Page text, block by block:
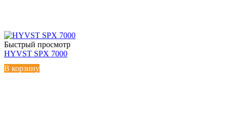
Быстрый просмотр
HYVST SPX 7000
В корзину